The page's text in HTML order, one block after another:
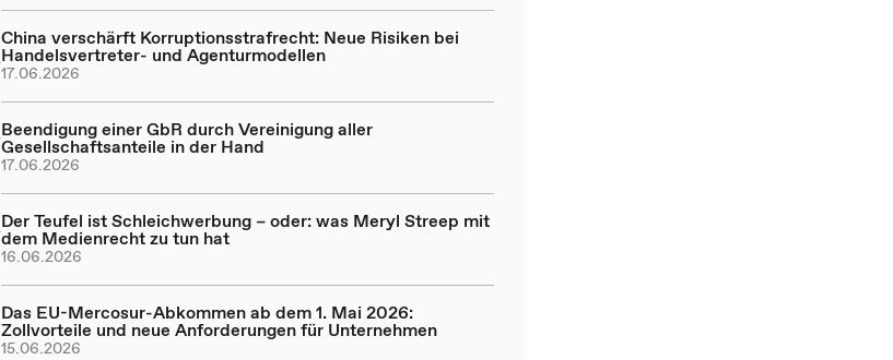
China verschärft Korruptionsstrafrecht: Neue Risiken bei
Handelsvertreter- und Agenturmodellen
17.06.2026
Beendigung einer GbR durch Vereinigung aller
Gesellschaftsanteile in der Hand
17.06.2026
Der Teufel ist Schleichwerbung – oder: was Meryl Streep mit
dem Medienrecht zu tun hat
16.06.2026
Das EU-Mercosur-Abkommen ab dem 1. Mai 2026:
Zollvorteile und neue Anforderungen für Unternehmen
15.06.2026